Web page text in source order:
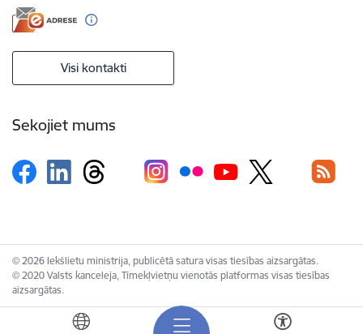
Visi kontakti
Sekojiet mums
© 2026 Iekšlietu ministrija, publicētā satura visas tiesības aizsargātas.
© 2020 Valsts kanceleja, Tīmekļvietņu vienotās platformas visas tiesības
aizsargātas.